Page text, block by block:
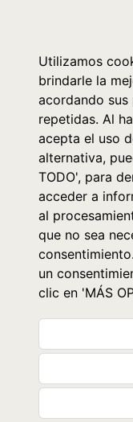
Utilizamos
brindarle la
acordando
repetidas. Al
acepta el uso
alternativa,
TODO', para
acceder a
al
que no sea
un
clic en 'MÁS